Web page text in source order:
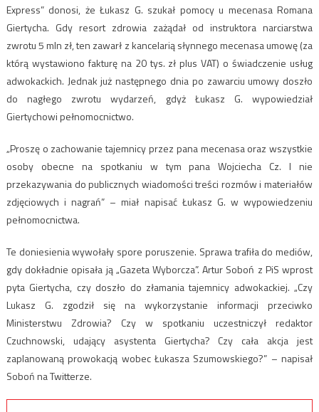
Express” donosi, że Łukasz G. szukał pomocy u mecenasa Romana
Giertycha. Gdy resort zdrowia zażądał od instruktora narciarstwa
zwrotu 5 mln zł, ten zawarł z kancelarią słynnego mecenasa umowę (za
którą wystawiono fakturę na 20 tys. zł plus VAT) o świadczenie usług
adwokackich. Jednak już następnego dnia po zawarciu umowy doszło
do nagłego zwrotu wydarzeń, gdyż Łukasz G. wypowiedział
Giertychowi pełnomocnictwo.
„Proszę o zachowanie tajemnicy przez pana mecenasa oraz wszystkie
osoby obecne na spotkaniu w tym pana Wojciecha Cz. I nie
przekazywania do publicznych wiadomości treści rozmów i materiałów
zdjęciowych i nagrań” – miał napisać Łukasz G. w wypowiedzeniu
pełnomocnictwa.
Te doniesienia wywołały spore poruszenie. Sprawa trafiła do mediów,
gdy dokładnie opisała ją „Gazeta Wyborcza”. Artur Soboń z PiS wprost
pyta Giertycha, czy doszło do złamania tajemnicy adwokackiej. „Czy
Lukasz G. zgodził się na wykorzystanie informacji przeciwko
Ministerstwu Zdrowia? Czy w spotkaniu uczestniczył redaktor
Czuchnowski, udający asystenta Giertycha? Czy cała akcja jest
zaplanowaną prowokacją wobec Łukasza Szumowskiego?” – napisał
Soboń na Twitterze.